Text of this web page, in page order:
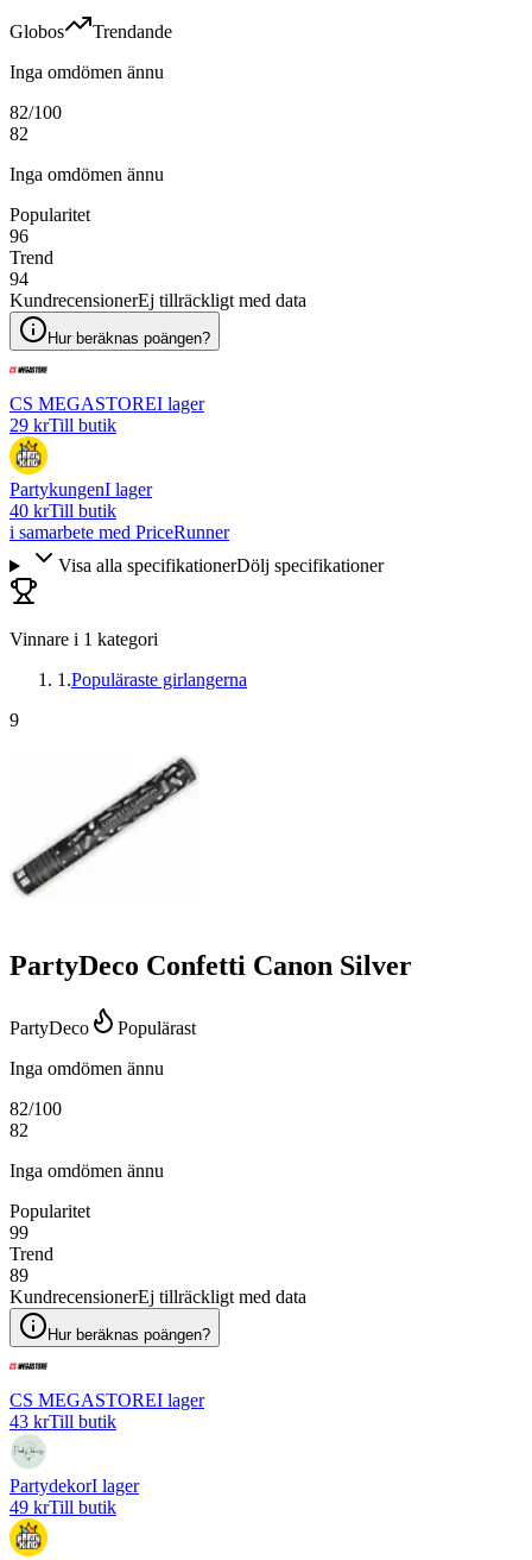
Globos
Trendande
Inga omdömen ännu
82/100
82
Inga omdömen ännu
Popularitet
96
Trend
94
KundrecensionerEj tillräckligt med data
Hur beräknas poängen?
CS MEGASTOREI lager
29 krTill butik
PartykungenI lager
40 krTill butik
i samarbete med PriceRunner
Visa alla specifikationerDölj specifikationer
Vinnare i 1 kategori
1 .Populäraste girlangerna
9
PartyDeco Confetti Canon Silver
PartyDeco
Populärast
Inga omdömen ännu
82/100
82
Inga omdömen ännu
Popularitet
99
Trend
89
KundrecensionerEj tillräckligt med data
Hur beräknas poängen?
CS MEGASTOREI lager
43 krTill butik
PartydekorI lager
49 krTill butik